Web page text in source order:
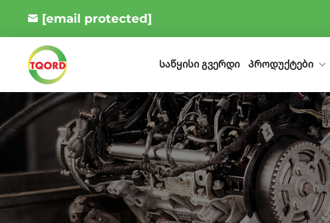
[email protected]
Საწყისი გვერდი Პროდუქტები